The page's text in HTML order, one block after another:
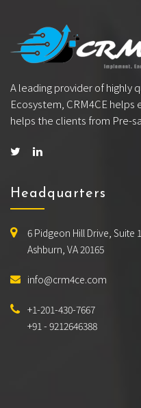
A leading provider of highly
Ecosystem, CRM4CE
helps the clients from Pre-
Headquarters
6 Pidgeon Hill Drive, Suite
Ashburn, VA 20165
info@crm4ce.com
+1-201-430-7667
+91 - 9212646388